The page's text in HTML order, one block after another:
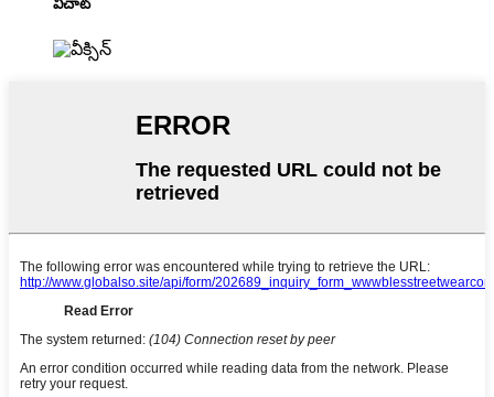
వీచాట్